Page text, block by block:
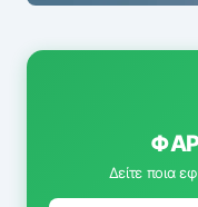
Δείτε ποια